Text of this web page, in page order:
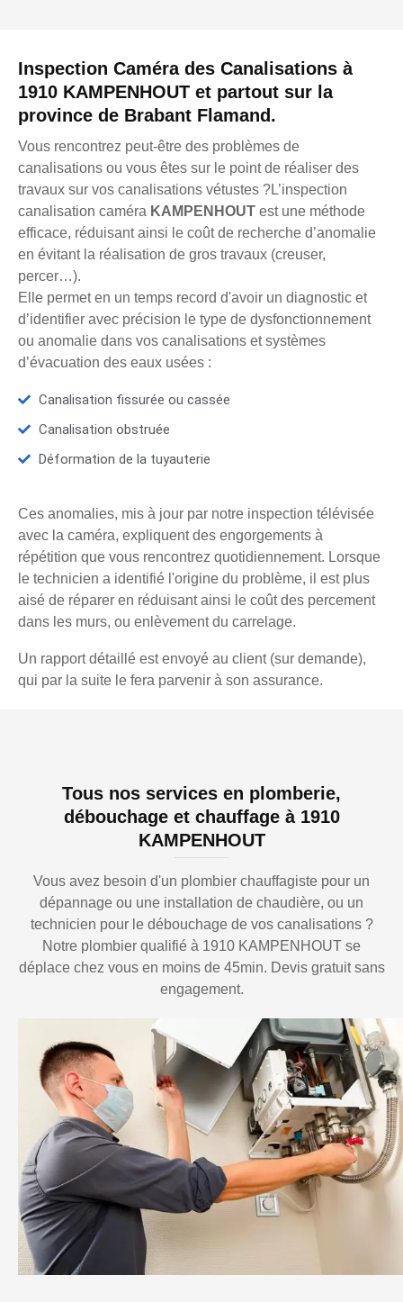
Inspection Caméra des Canalisations à
1910 KAMPENHOUT et partout sur la
province de Brabant Flamand.
Vous rencontrez peut-être des problèmes de
canalisations ou vous êtes sur le point de réaliser des
travaux sur vos canalisations vétustes ?L’inspection
canalisation caméra KAMPENHOUT est une méthode
efficace, réduisant ainsi le coût de recherche d’anomalie
en évitant la réalisation de gros travaux (creuser,
percer…).
Elle permet en un temps record d'avoir un diagnostic et
d’identifier avec précision le type de dysfonctionnement
ou anomalie dans vos canalisations et systèmes
d’évacuation des eaux usées :
Canalisation fissurée ou cassée
Canalisation obstruée
Déformation de la tuyauterie
Ces anomalies, mis à jour par notre inspection télévisée
avec la caméra, expliquent des engorgements à
répétition que vous rencontrez quotidiennement. Lorsque
le technicien a identifié l'origine du problème, il est plus
aisé de réparer en réduisant ainsi le coût des percement
dans les murs, ou enlèvement du carrelage.
Un rapport détaillé est envoyé au client (sur demande),
qui par la suite le fera parvenir à son assurance.
Tous nos services en plomberie,
débouchage et chauffage à 1910
KAMPENHOUT
Vous avez besoin d'un plombier chauffagiste pour un
dépannage ou une installation de chaudière, ou un
technicien pour le débouchage de vos canalisations ?
Notre plombier qualifié à 1910 KAMPENHOUT se
déplace chez vous en moins de 45min. Devis gratuit sans
engagement.